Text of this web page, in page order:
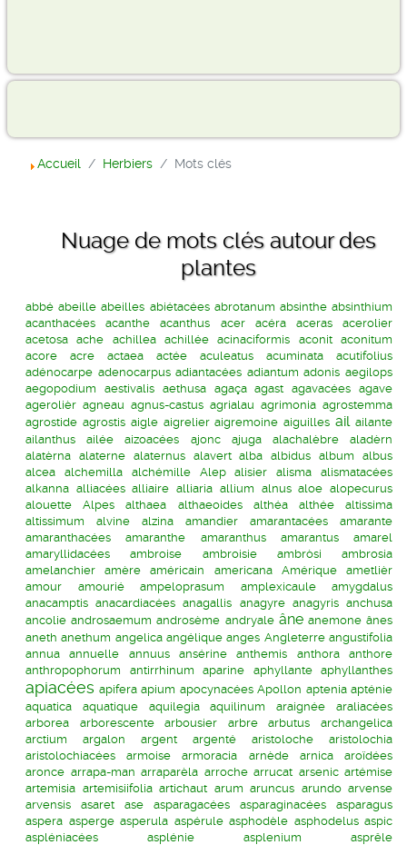
Accueil Herbiers Mots clés
Nuage de mots clés autour des
plantes
abbé abeille abeilles abiétacées abrotanum absinthe absinthium
acanthacées
acanthe acanthus acer acéra aceras
acerolier
acetosa
ache achillea achillée acinaciformis aconit
aconitum
acore
acre actaea actée aculeatus acuminata
acutifolius
adénocarpe adenocarpus adiantacées adiantum adonis aegilops
aegopodium
aestivalis aethusa agaça agast agavacées
agave
agerolièr agneau agnus-castus agrialau agrimonia agrostemma
agrostide agrostis aigle aigrelier aigremoine aiguilles ail ailante
ailanthus
ailée aizoacées ajonc ajuga alachalèbre
aladèrn
alatèrna alaterne alaternus alavert alba albidus album
albus
alcea
alchemilla alchémille Alep alisier alisma
alismatacées
alkanna alliacées alliaire alliaria allium alnus aloe alopecurus
alouette
Alpes althaea althaeoides althéa althée
altissima
altissimum
alvine alzina amandier amarantacées
amarante
amaranthacées
amaranthe amaranthus amarantus
amarel
amaryllidacées
ambroise ambroisie ambròsi
ambrosia
amelanchier
amère américain americana Amérique
ametlièr
amour
amourié ampeloprasum amplexicaule
amygdalus
anacamptis anacardiacées anagallis anagyre anagyris anchusa
ancolie androsaemum androsème andryale âne anemone ânes
aneth anethum angelica angélique anges Angleterre angustifolia
annua
annuelle annuus ansérine anthemis anthora
anthore
anthropophorum
antirrhinum aparine aphyllante aphyllanthes
apiacées apifera apium apocynacées Apollon aptenia apténie
aquatica
aquatique aquilegia aquilinum araignée
araliacées
arborea
arborescente arbousier arbre arbutus
archangelica
arctium
argalon argent argenté aristoloche
aristolochia
aristolochiacées
armoise armoracia arnède arnica
aroïdées
aronce arrapa-man arraparèla arroche arrucat arsenic artémise
artemisia artemisiifolia artichaut arum aruncus arundo arvense
arvensis
asaret ase asparagacées asparaginacées
asparagus
aspera asperge asperula aspérule asphodèle asphodelus aspic
aspléniacées
asplénie asplenium asprêle